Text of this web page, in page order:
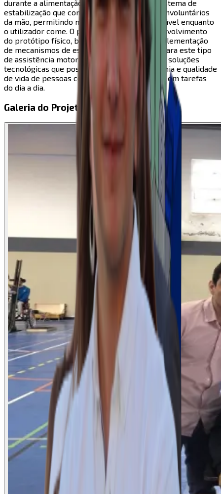
durante a alimentação. A solução utiliza um sistema de
estabilização que compensa os movimentos involuntários
da mão, permitindo manter a colher mais estável enquanto
o utilizador come. O projeto envolveu o desenvolvimento
do protótipo físico, bem como o estudo e implementação
de mecanismos de estabilização adequados para este tipo
de assistência motora. O objetivo foi explorar soluções
tecnológicas que possam melhorar a autonomia e qualidade
de vida de pessoas com dificuldades motoras em tarefas
do dia a dia.
Galeria do Projeto